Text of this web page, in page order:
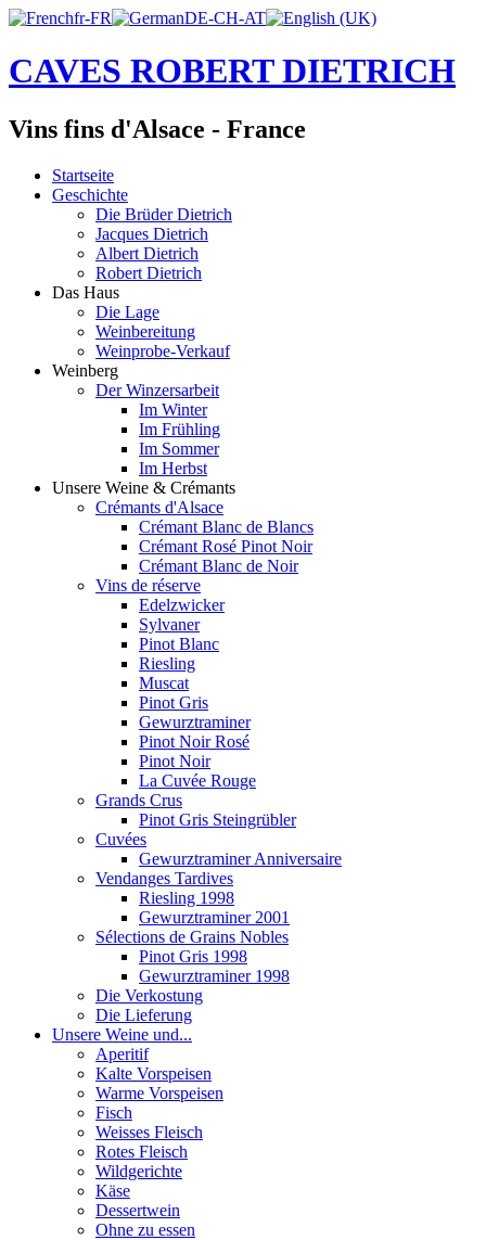
CAVES ROBERT DIETRICH
Vins fins d'Alsace - France
Startseite
Geschichte
Die Brüder Dietrich
Jacques Dietrich
Albert Dietrich
Robert Dietrich
Das Haus
Die Lage
Weinbereitung
Weinprobe-Verkauf
Weinberg
Der Winzersarbeit
Im Winter
Im Frühling
Im Sommer
Im Herbst
Unsere Weine & Crémants
Crémants d'Alsace
Crémant Blanc de Blancs
Crémant Rosé Pinot Noir
Crémant Blanc de Noir
Vins de réserve
Edelzwicker
Sylvaner
Pinot Blanc
Riesling
Muscat
Pinot Gris
Gewurztraminer
Pinot Noir Rosé
Pinot Noir
La Cuvée Rouge
Grands Crus
Pinot Gris Steingrübler
Cuvées
Gewurztraminer Anniversaire
Vendanges Tardives
Riesling 1998
Gewurztraminer 2001
Sélections de Grains Nobles
Pinot Gris 1998
Gewurztraminer 1998
Die Verkostung
Die Lieferung
Unsere Weine und...
Aperitif
Kalte Vorspeisen
Warme Vorspeisen
Fisch
Weisses Fleisch
Rotes Fleisch
Wildgerichte
Käse
Dessertwein
Ohne zu essen